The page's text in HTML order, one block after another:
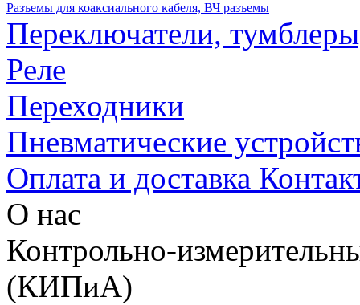
Разъемы для коаксиального кабеля, ВЧ разъемы
Переключатели,
Реле
Переходники
Пневматические
Оплата и доставка
О нас
Контрольно-
(КИПиА)